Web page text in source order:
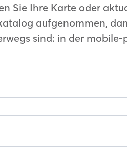
Sie Ihre Karte oder
aufgenommen,
sind: in der